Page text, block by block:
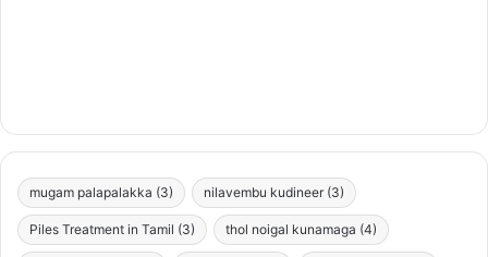
mugam palapalakka (3) nilavembu kudineer (3)
Piles Treatment in Tamil (3) thol noigal kunamaga (4)